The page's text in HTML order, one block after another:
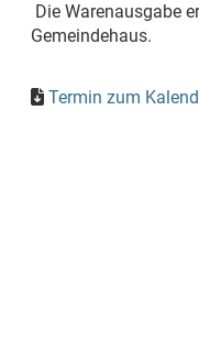
Die Warenausgabe
Gemeindehaus.
Termin zum